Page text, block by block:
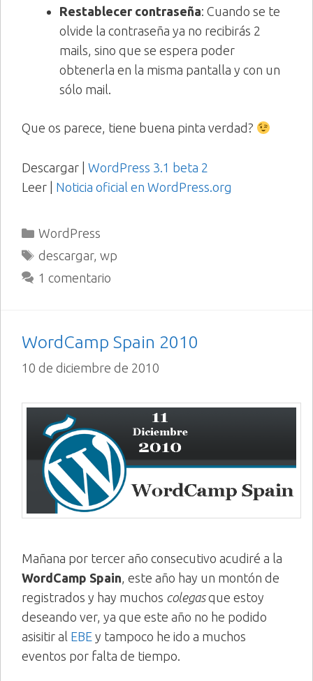
Restablecer contraseña: Cuando se te
olvide la contraseña ya no recibirás 2
mails, sino que se espera poder
obtenerla en la misma pantalla y con un
sólo mail.
Que os parece, tiene buena pinta verdad?
Descargar | WordPress 3.1 beta 2
Leer | Noticia oficial en WordPress.org
Categorías
WordPress
Etiquetas
descargar, wp
1 comentario
WordCamp Spain 2010
10 de diciembre de 2010
Mañana por tercer año consecutivo acudiré a la
WordCamp Spain, este año hay un montón de
registrados y hay muchos colegasque estoy
deseando ver, ya que este año no he podido
asisitir al EBE y tampoco he ido a muchos
eventos por falta de tiempo.